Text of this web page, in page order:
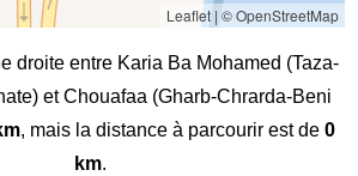
Leaflet| © OpenStreetMap
droite entre Karia Ba Mohamed (Taza-
et Chouafaa (Gharb-Chrarda-Beni
, mais la distance à parcourir est de 0
km.